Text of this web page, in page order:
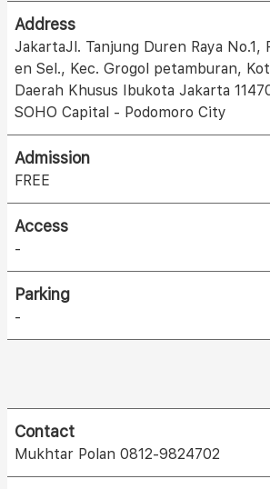
Address
JakartaJl. Tanjung Duren Raya No.1,
en Sel., Kec. Grogol petamburan,
Daerah Khusus Ibukota Jakarta
SOHO Capital - Podomoro City
Admission
FREE
Access
-
Parking
-
Contact
Mukhtar Polan 0812-9824702